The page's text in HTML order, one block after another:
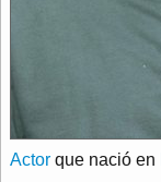
Actor que nació en